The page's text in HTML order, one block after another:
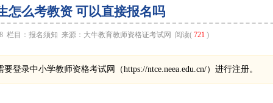
怎么考教资 可以直接报名吗
栏目： 报名须知 来源： 大牛教育教师资格证考试网 阅读( 721 )
登录中小学教师资格考试网（https://ntce.neea.edu.cn/）进行注册。